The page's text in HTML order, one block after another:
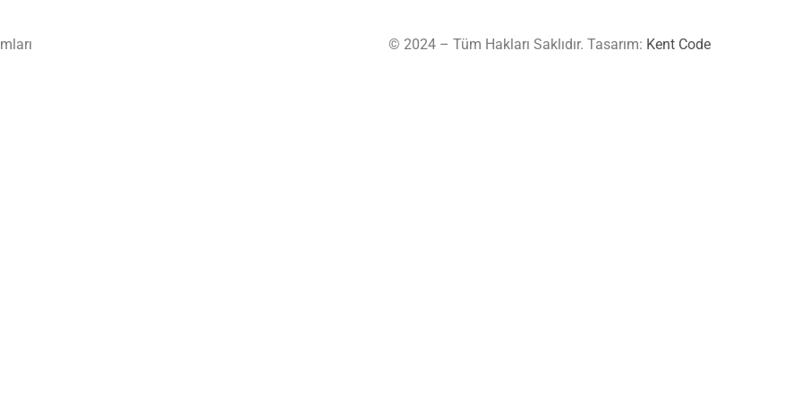
© 2024 – Tüm Hakları Saklıdır. Tasarım: Kent Code